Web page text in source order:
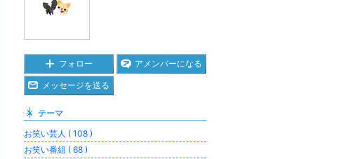
フォロー アメンバーになる
メッセージを送る
テーマ
お笑い芸人 ( 108 )
お笑い番組 ( 68 )